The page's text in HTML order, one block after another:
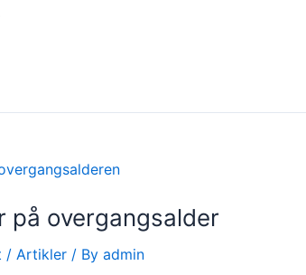
på overgangsalder
/ Artikler / By admin